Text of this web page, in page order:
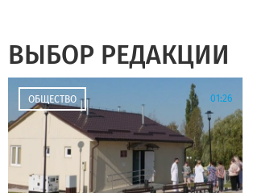
ВЫБОР РЕДАКЦИИ
ОБЩЕСТВО 01:26